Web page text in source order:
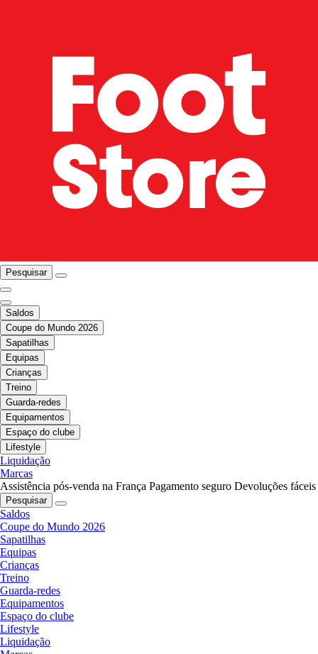
Pesquisar
Saldos
Coupe do Mundo 2026
Sapatilhas
Equipas
Crianças
Treino
Guarda-redes
Equipamentos
Espaço do clube
Lifestyle
Liquidação
Marcas
Assistência pós-venda na França Pagamento seguro Devoluções fáceis
Pesquisar
Saldos
Coupe do Mundo 2026
Sapatilhas
Equipas
Crianças
Treino
Guarda-redes
Equipamentos
Espaço do clube
Lifestyle
Liquidação